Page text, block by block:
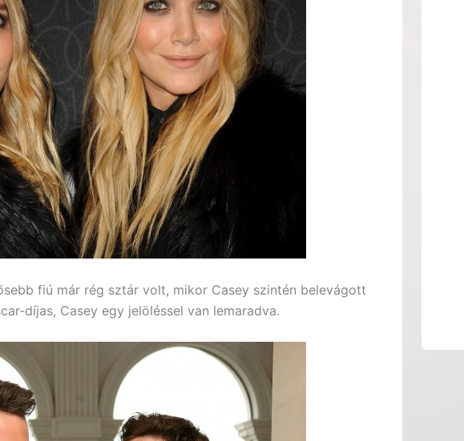
fiú már rég sztár volt, mikor Casey szintén belevágott
díjas, Casey egy jelöléssel van lemaradva.